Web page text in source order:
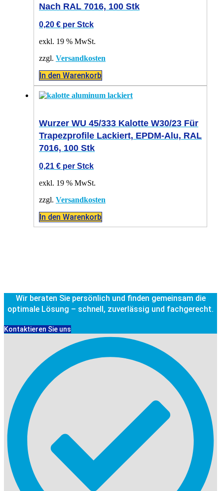
Nach RAL 7016, 100 Stk
0,20 € per Stck
exkl. 19 % MwSt.
zzgl. Versandkosten
In den Warenkorb
Wurzer WU 45/333 Kalotte W30/23 Für
Trapezprofile Lackiert, EPDM-Alu, RAL
7016, 100 Stk
0,21 € per Stck
exkl. 19 % MwSt.
zzgl. Versandkosten
In den Warenkorb
Wir beraten Sie persönlich und finden gemeinsam die
optimale Lösung – schnell, zuverlässig und fachgerecht.
Kontaktieren Sie uns